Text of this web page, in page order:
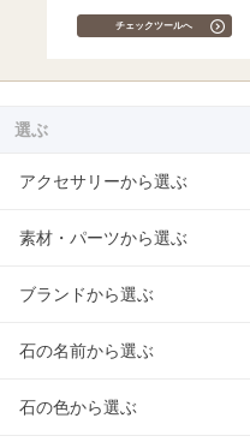
チェックツールへ
選ぶ
アクセサリーから選ぶ
素材・パーツから選ぶ
ブランドから選ぶ
石の名前から選ぶ
石の色から選ぶ